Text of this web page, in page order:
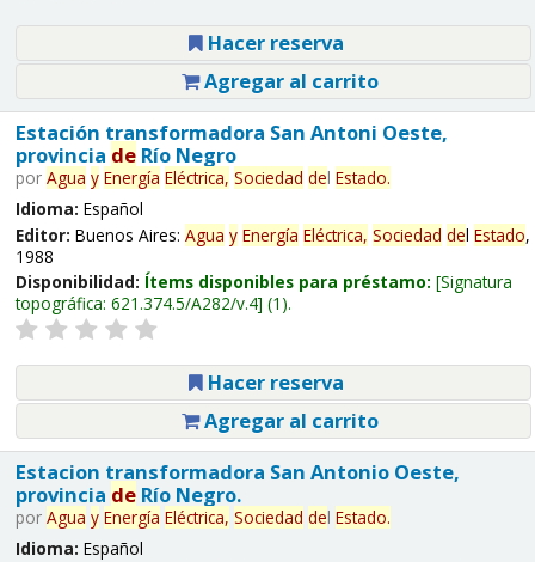
Hacer reserva
Agregar al carrito
Estación transformadora San Antoni Oeste,
provincia deRío Negro
por Agua y Energía Eléctrica, Sociedad del Estado.
Idioma: Español
Editor: Buenos Aires: Agua y Energía Eléctrica, Sociedad del Estado,
1988
Disponibilidad: Ítems disponibles para préstamo: Signatura
topográfica: 621.374.5/A282/v.4 (1).
Hacer reserva
Agregar al carrito
Estacion transformadora San Antonio Oeste,
provincia deRío Negro.
por Agua y Energía Eléctrica, Sociedad del Estado.
Idioma: Español